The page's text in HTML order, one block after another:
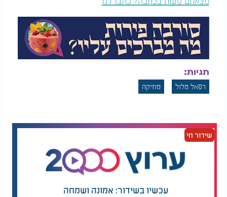
תגיות:
רפאל מלול מוזיקה
שידור חי
עכשיו בשידור: אמונה ושמחה